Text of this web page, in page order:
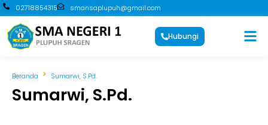
02718854315 smansaplupuh@gmail.com
Hubungi
Beranda Sumarwi, S.Pd.
Sumarwi, S.Pd.